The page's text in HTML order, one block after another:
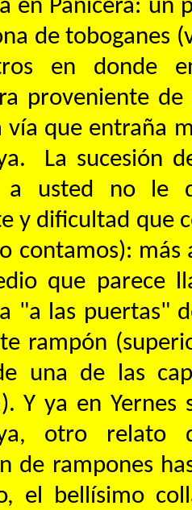
en Panicera: un
de toboganes
en donde
proveniente
vía que entraña
La sucesión
a usted no le
y dificultad que
contamos):
que parece
"a las puertas"
rampón
una de las
Y ya en
otro relato
de rampones
el bellísimo